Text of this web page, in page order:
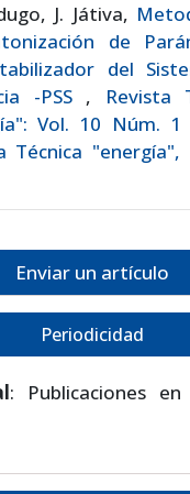
J. Játiva,
de
del
-PSS ,
Revista
Vol. 10 Núm. 1
Técnica "energía",
Enviar un artículo
Periodicidad
: Publicaciones